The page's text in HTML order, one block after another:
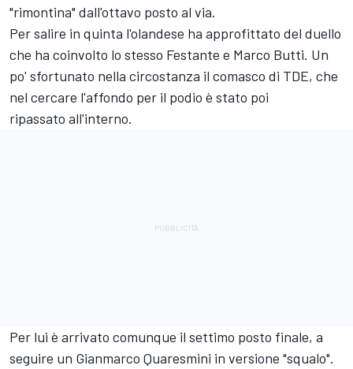
"rimontina" dall'ottavo posto al via.
Per salire in quinta l'olandese ha approfittato del duello
che ha coinvolto lo stesso Festante e Marco Butti. Un
po' sfortunato nella circostanza il comasco di TDE, che
nel cercare l'affondo per il podio è stato poi
ripassato all'interno.
Per lui è arrivato comunque il settimo posto finale, a
seguire un Gianmarco Quaresmini in versione "squalo".